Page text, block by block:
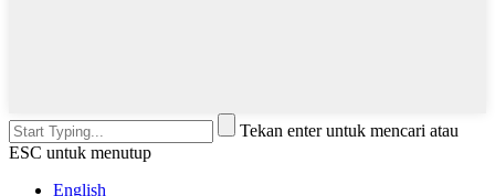
Tekan enter untuk mencari atau
ESC untuk menutup
English